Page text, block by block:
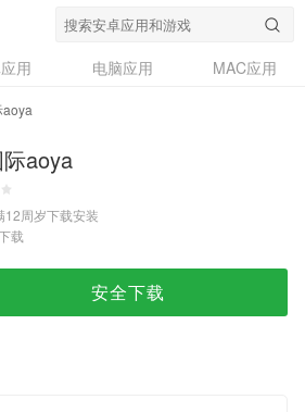
用 电脑应用
MAC应用
aoya
12周岁下载安装
载
安全下载